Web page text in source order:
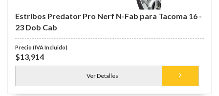
Estribos Predator Pro Nerf N-Fab para Tacoma 16 -
23 Dob Cab
$13,914
Ver Detalles